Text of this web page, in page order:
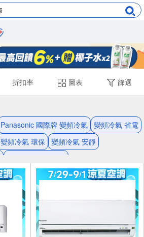
折扣率 圖表 篩選
Panasonic 國際牌 變頻冷氣 變頻冷氣 省電
變頻冷氣 環保 變頻冷氣 安靜